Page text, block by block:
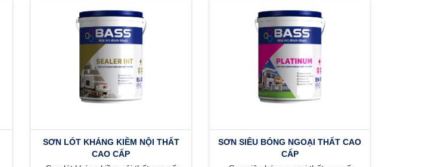
SƠN LÓT KHÁNG KIỀM NỘI THẤT
CAO CẤP
SƠN SIÊU BÓNG NGOẠI THẤT CAO
CẤP